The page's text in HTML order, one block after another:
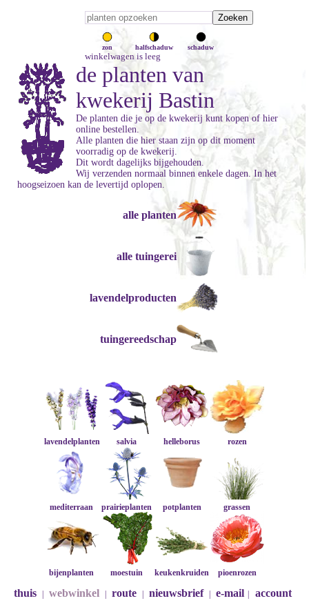
zon halfschaduw schaduw
winkelwagen is leeg
de planten van
kwekerij Bastin
De planten die je op de kwekerij kunt kopen of hier
online bestellen.
Alle planten die hier staan zijn op dit moment
voorradig op de kwekerij.
Dit wordt dagelijks bijgehouden.
Wij verzenden normaal binnen enkele dagen. In het
hoogseizoen kan de levertijd oplopen.
alle planten
alle tuingerei
lavendelproducten
tuingereedschap
lavendelplanten salvia helleborus rozen
mediterraan prairieplanten potplanten grassen
bijenplanten moestuin keukenkruiden pioenrozen
thuis webwinkel route nieuwsbrief e-mail account